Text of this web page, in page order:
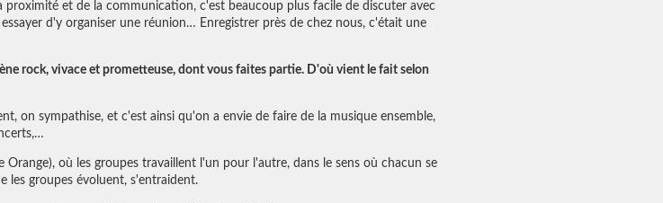
proximité et de la communication, c'est beaucoup plus facile de discuter avec
d'y organiser une réunion… Enregistrer près de chez nous, c'était une
rock, vivace et prometteuse, dont vous faites partie. D'où vient le fait selon
on sympathise, et c'est ainsi qu'on a envie de faire de la musique ensemble,
où les groupes travaillent l'un pour l'autre, dans le sens où chacun se
les groupes évoluent, s'entraident.